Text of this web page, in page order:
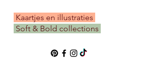
​ Kaartjes en illustraties
Soft & Bold collections